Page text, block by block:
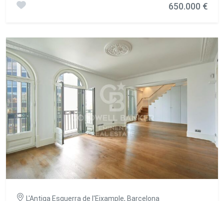
entre sí, lo que permite múltiples usos y configuraciones.
debido a la conexión funcional entre sus plantas. En la
planta baja, encontramos un generoso espacio de 186 m²
totalmente diáfano, actualmente acondicionado como
almacén. Dispone de salida de humos y sistema de
extracción reglamentario, así como de vado permanente, lo
que facilita la entrada de vehículos y la logística de carga y
descarga. Todos los suministros están activos,
permitiendo una entrada inmediata sin necesidad de
trámites adicionales. El primer piso, de 176 m², ha sido
concebido para su uso como espacio profesional u oficinas,
ideal para despachos, consultas médicas o coworking. Esta
planta dispone de baño, cocina y una excelente iluminación
natural gracias a sus ventanas orientadas hacia un patio
interior, lo que garantiza un ambiente de trabajo cómodo y
funcional. Finalmente, la última planta, con una superficie
de 40 m², está registrada como vivienda y cuenta con
incluye un baño privado y se presenta como una
650.000 €
L'Antiga Esquerra de l'Eixample, Barcelona